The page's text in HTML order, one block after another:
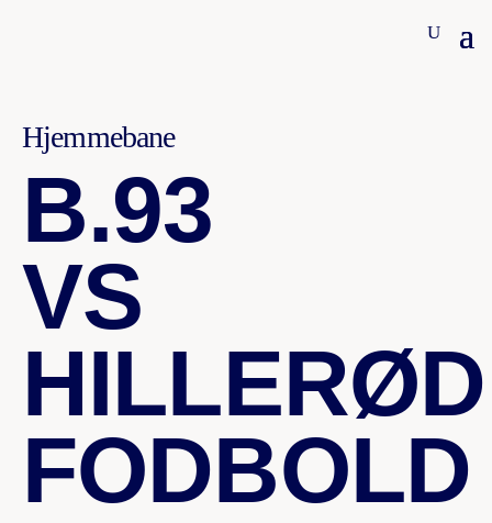
Hjemmebane
B.93
VS
HILLERØD
FODBOLD